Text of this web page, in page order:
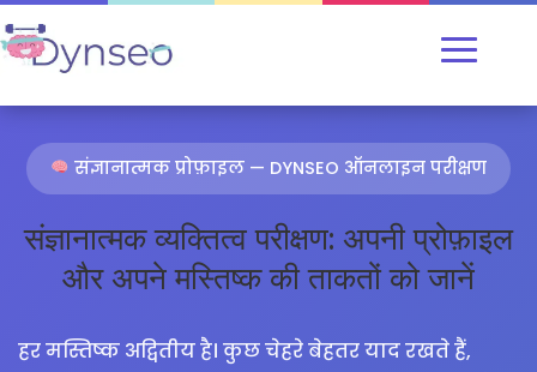
संज्ञानात्मक प्रोफ़ाइल — DYNSEO ऑनलाइन परीक्षण
संज्ञानात्मक व्यक्तित्व परीक्षण: अपनी प्रोफ़ाइल
और अपने मस्तिष्क की ताकतों को जानें
हर मस्तिष्क अद्वितीय है। कुछ चेहरे बेहतर याद रखते हैं,